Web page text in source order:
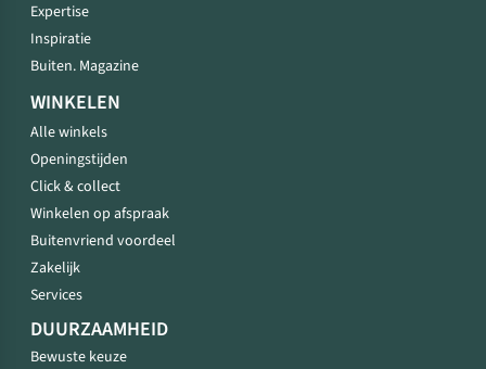
Expertise
Inspiratie
Buiten. Magazine
WINKELEN
Alle winkels
Openingstijden
Click & collect
Winkelen op afspraak
Buitenvriend voordeel
Zakelijk
Services
DUURZAAMHEID
Bewuste keuze